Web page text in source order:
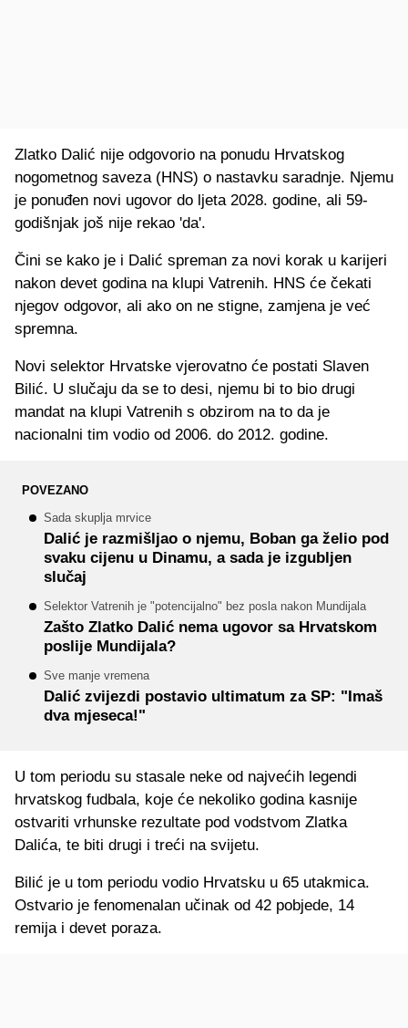
Zlatko Dalić nije odgovorio na ponudu Hrvatskog
nogometnog saveza (HNS) o nastavku saradnje. Njemu
je ponuđen novi ugovor do ljeta 2028. godine, ali 59-
godišnjak još nije rekao 'da'.
Čini se kako je i Dalić spreman za novi korak u karijeri
nakon devet godina na klupi Vatrenih. HNS će čekati
njegov odgovor, ali ako on ne stigne, zamjena je već
spremna.
Novi selektor Hrvatske vjerovatno će postati Slaven
Bilić. U slučaju da se to desi, njemu bi to bio drugi
mandat na klupi Vatrenih s obzirom na to da je
nacionalni tim vodio od 2006. do 2012. godine.
POVEZANO
Sada skuplja mrvice
Dalić je razmišljao o njemu, Boban ga želio pod
svaku cijenu u Dinamu, a sada je izgubljen
slučaj
Selektor Vatrenih je "potencijalno" bez posla nakon Mundijala
Zašto Zlatko Dalić nema ugovor sa Hrvatskom
poslije Mundijala?
Sve manje vremena
Dalić zvijezdi postavio ultimatum za SP: "Imaš
dva mjeseca!"
U tom periodu su stasale neke od najvećih legendi
hrvatskog fudbala, koje će nekoliko godina kasnije
ostvariti vrhunske rezultate pod vodstvom Zlatka
Dalića, te biti drugi i treći na svijetu.
Bilić je u tom periodu vodio Hrvatsku u 65 utakmica.
Ostvario je fenomenalan učinak od 42 pobjede, 14
remija i devet poraza.